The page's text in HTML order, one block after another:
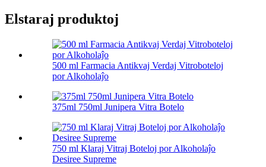
Elstaraj produktoj
500 ml Farmacia Antikvaj Verdaj Vitroboteloj
por Alkoholaĵo
375ml 750ml Junipera Vitra Botelo
750 ml Klaraj Vitraj Boteloj por Alkoholaĵo
Desiree Supreme